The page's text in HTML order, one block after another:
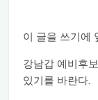
이 글을 쓰기에
강남갑 예비후
있기를 바란다.